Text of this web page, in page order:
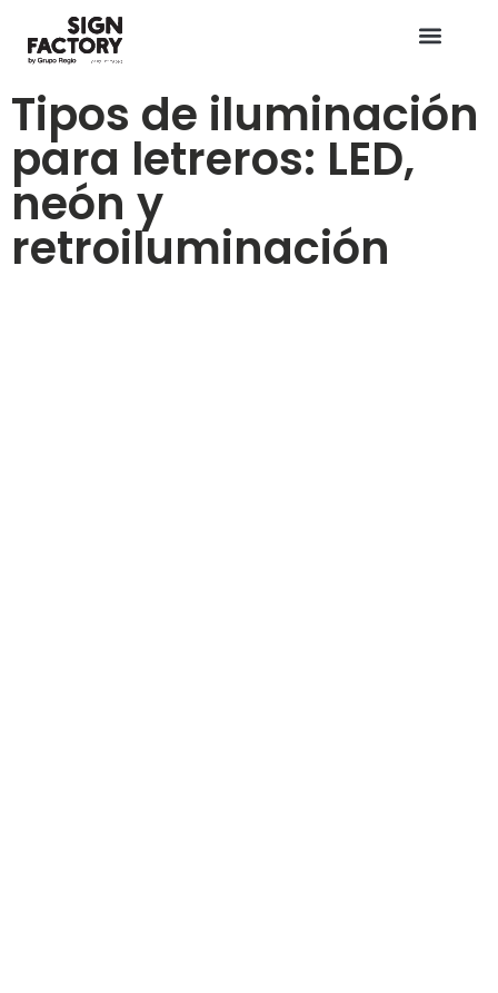
Tipos de iluminación
para letreros: LED,
neón y
retroiluminación